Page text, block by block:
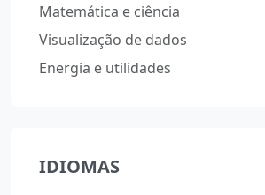
Matemática e ciência
Visualização de dados
Energia e utilidades
IDIOMAS